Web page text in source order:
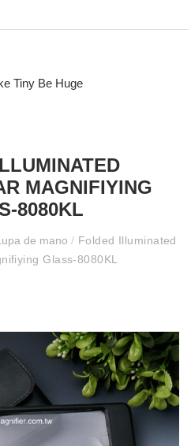
MAGNIFIYING
8080KL
de mano / Folded Illuminated
Glass-8080KL